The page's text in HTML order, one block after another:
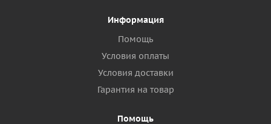
Информация
Помощь
Условия оплаты
Условия доставки
Гарантия на товар
Помощь